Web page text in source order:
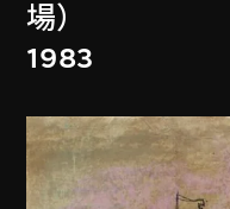
場）
1983